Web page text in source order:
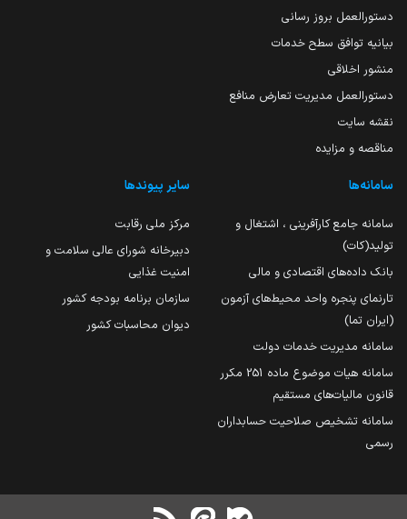
دستورالعمل بروز رسانی
بیانیه توافق سطح خدمات
منشور اخلاقی
دستورالعمل مدیریت تعارض منافع
نقشه سایت
مناقصه و مزایده
سامانه‌ها
سامانه جامع کارآفرینی ، اشتغال و
تولید(کات)
بانک داده‌های اقتصادی و مالی
تارنمای پنجره واحد محیط‌های آزمون
(ایران تما)
سامانه مدیریت خدمات دولت
سامانه هیات موضوع ماده 251 مکرر
قانون مالیات‌های مستقیم
سامانه تشخیص صلاحیت حسابداران
رسمی
سایر پیوندها
مرکز ملی رقابت
دبیرخانه شورای عالی سلامت و
امنیت غذایی
سازمان برنامه بودجه کشور
دیوان محاسبات کشور